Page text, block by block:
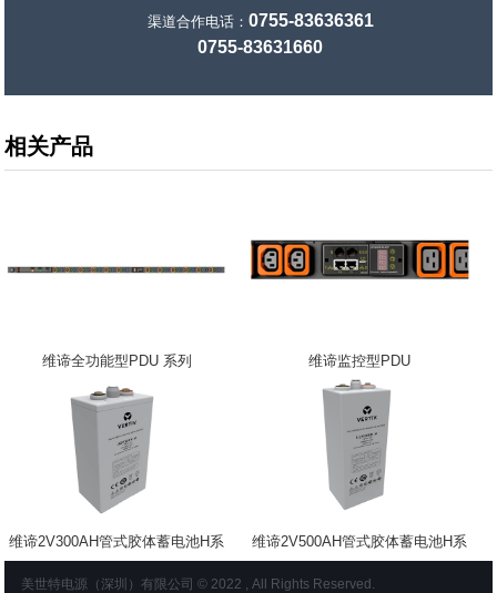
渠道合作电话： 0755-83636361
0755-83631660
相关产品
维谛全功能型PDU 系列 维谛监控型PDU
维谛2V300AH管式胶体蓄电池H系
维谛2V500AH管式胶体蓄电池H系
美世特电源（深圳）有限公司 © 2022 , All Rights Reserved.